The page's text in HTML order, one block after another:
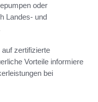
oder
Landes- und
auf zertifizierte
Vorteile informiere
bei